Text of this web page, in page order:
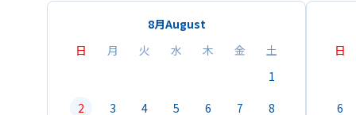
8月August
日
月 火 水 木 金
土
1
2
3 4 5 6 7
8
日
6